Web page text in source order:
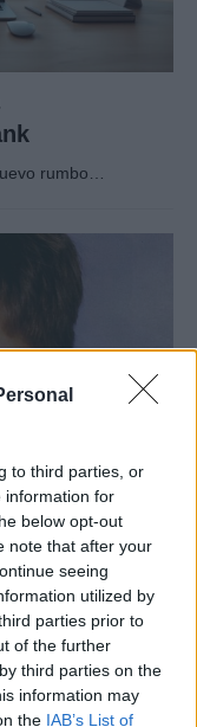
to third parties, or
information for
below opt-out
note that after your
seeing
utilized by
parties prior to
of the further
third parties on the
information may
the IAB’s List of
rumbo…
Vargas:
en 2007…